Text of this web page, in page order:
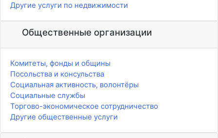
Другие услуги по недвижимости
Общественные организации
Комитеты, фонды и общины
Посольства и консульства
Социальная активность, волонтёры
Социальные службы
Торгово-экономическое сотрудничество
Другие общественные услуги